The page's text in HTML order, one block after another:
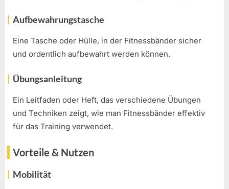
Aufbewahrungstasche
Eine Tasche oder Hülle, in der Fitnessbänder sicher
und ordentlich aufbewahrt werden können.
Übungsanleitung
Ein Leitfaden oder Heft, das verschiedene Übungen
und Techniken zeigt, wie man Fitnessbänder effektiv
für das Training verwendet.
Vorteile & Nutzen
Mobilität